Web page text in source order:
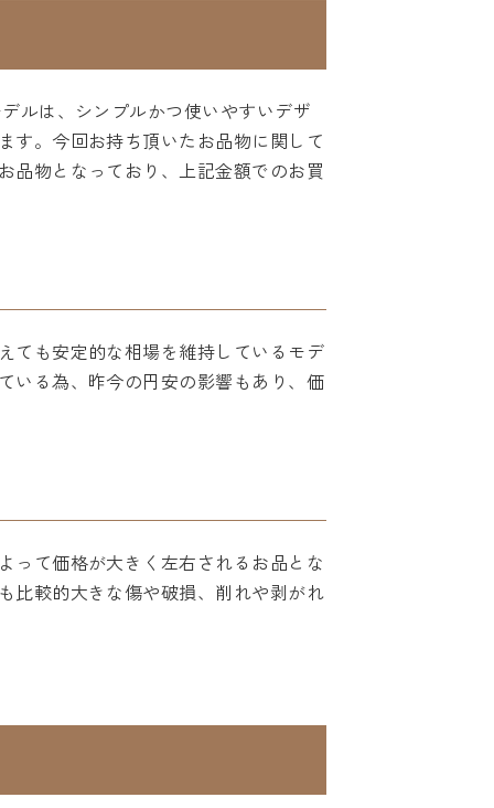
ルは、シンプルかつ使いやすいデザ
す。今回お持ち頂いたお品物に関して
品物となっており、上記金額でのお買
ても安定的な相場を維持しているモデ
いる為、昨今の円安の影響もあり、価
って価格が大きく左右されるお品とな
比較的大きな傷や破損、削れや剥がれ